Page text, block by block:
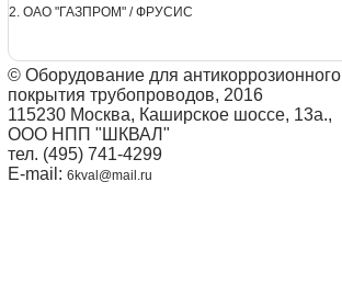
2. ОАО "ГАЗПРОМ" / ФРУСИС
© Оборудование для антикоррозионного
покрытия трубопроводов, 2016
115230 Москва, Каширское шоссе, 13а.,
ООО НПП "ШКВАЛ"
тел. (495) 741-4299
E-mail: 6kval@mail.ru